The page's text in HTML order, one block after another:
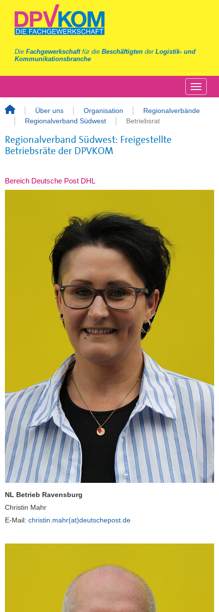
Die Fachgewerkschaftfür die Beschäftigten der Logistik- und
Kommunikationsbranche
Über uns Organisation
Regionalverbände
Regionalverband Südwest
Betriebsrat
Regionalverband Südwest: Freigestellte
Betriebsräte der DPVKOM
Bereich Deutsche Post DHL
NL Betrieb Ravensburg
Christin Mahr
E-Mail: christin.mahr(at)deutschepost.de